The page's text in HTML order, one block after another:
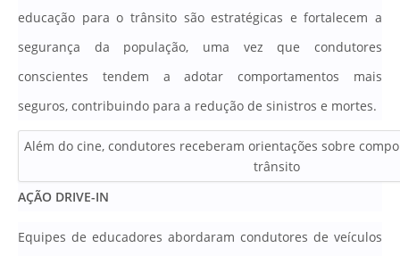
educação para o trânsito são estratégicas e fortalecem a
segurança da população, uma vez que condutores
conscientes tendem a adotar comportamentos mais
seguros, contribuindo para a redução de sinistros e mortes.
Além do cine, condutores receberam orientações sobre
trânsito
AÇÃO DRIVE-IN
Equipes de educadores abordaram condutores de veículos